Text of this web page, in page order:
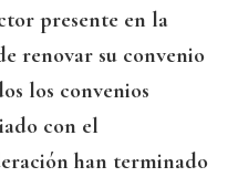
presente en la
renovar su convenio
los convenios
con el
han terminado